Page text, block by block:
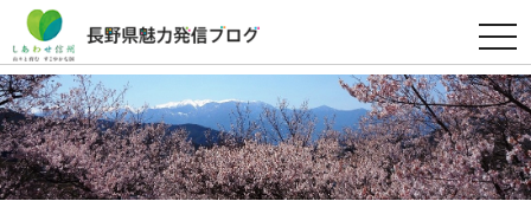
t
o
g
g
l
e
n
a
v
i